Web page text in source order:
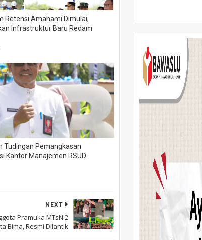
Retensi Amahami Dimulai,
Infrastruktur Baru Redam
Tudingan Pemangkasan
Kantor Manajemen RSUD
NEXT
Pramuka MTsN 2
Bima, Resmi Dilantik